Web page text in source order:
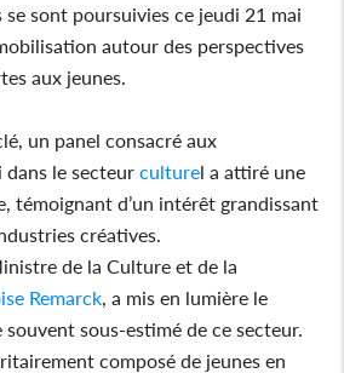
sont poursuivies ce jeudi 21 mai
autour des perspectives
aux jeunes.
un panel consacré aux
dans le secteurculturel a attiré une
témoignant d’un intérêt grandissant
créatives.
de la Culture et de la
Remarck , a mis en lumière le
sous-estimé de ce secteur.
composé de jeunes en